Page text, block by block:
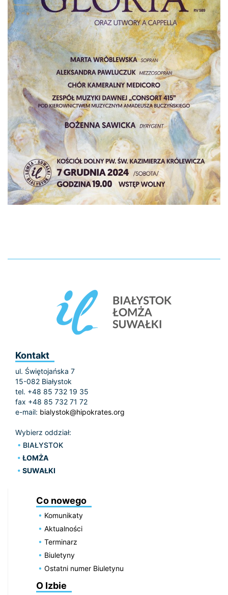
Kontakt
ul. Świętojańska 7
15-082 Białystok
tel. +48 85 732 19 35
fax +48 85 732 71 72
e-mail: bialystok@hipokrates.org
Wybierz oddział:
BIAŁYSTOK
ŁOMŻA
SUWAŁKI
Co nowego
Komunikaty
Aktualności
Terminarz
Biuletyny
Ostatni numer Biuletynu
O Izbie